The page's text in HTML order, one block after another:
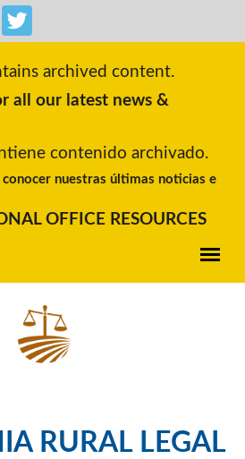
archived content.
all our latest news &
contenido archivado.
nuestras últimas noticias e
OFFICE RESOURCES
RURAL LEGAL